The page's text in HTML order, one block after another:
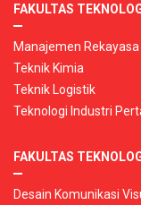
FAKULTAS
Manajemen Rekayasa
Teknik Kimia
Teknik Logistik
Teknologi Industri
FAKULTAS
Desain Komunikasi